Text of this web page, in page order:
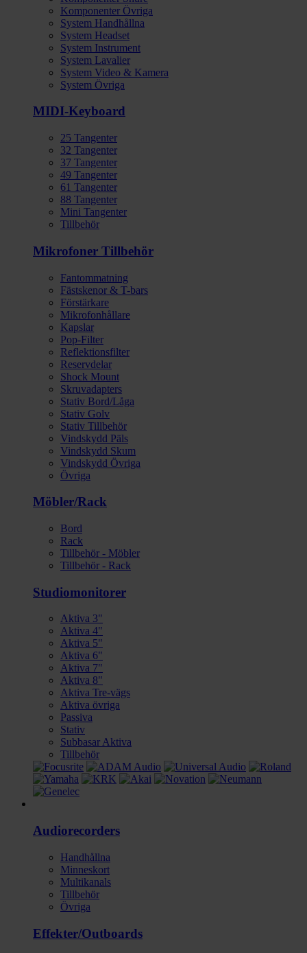
Komponenter Övriga
System Handhållna
System Headset
System Instrument
System Lavalier
System Video & Kamera
System Övriga
MIDI-Keyboard
25 Tangenter
32 Tangenter
37 Tangenter
49 Tangenter
61 Tangenter
88 Tangenter
Mini Tangenter
Tillbehör
Mikrofoner Tillbehör
Fantommatning
Fästskenor & T-bars
Förstärkare
Mikrofonhållare
Kapslar
Pop-Filter
Reflektionsfilter
Reservdelar
Shock Mount
Skruvadapters
Stativ Bord/Låga
Stativ Golv
Stativ Tillbehör
Vindskydd Päls
Vindskydd Skum
Vindskydd Övriga
Övriga
Möbler/Rack
Bord
Rack
Tillbehör - Möbler
Tillbehör - Rack
Studiomonitorer
Aktiva 3"
Aktiva 4"
Aktiva 5"
Aktiva 6"
Aktiva 7"
Aktiva 8"
Aktiva Tre-vägs
Aktiva övriga
Passiva
Stativ
Subbasar Aktiva
Tillbehör
Audiorecorders
Handhållna
Minneskort
Multikanals
Tillbehör
Övriga
Effekter/Outboards